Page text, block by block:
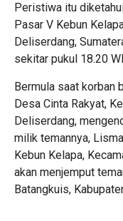
Peristiwa itu
Pasar V Kebun
Deliserdang,
sekitar pukul 18.20
Bermula saat korban
Desa Cinta Rakyat,
Deliserdang,
milik temannya,
Kebun Kelapa,
akan menjemput
Batangkuis,